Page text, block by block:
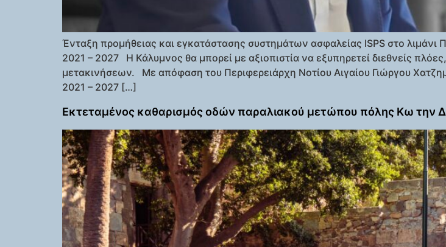
Ένταξη προμήθειας και εγκατάστασης συστημάτων ασφαλείας ISPS στο λιμάνι
2021 – 2027 Η Κάλυμνος θα μπορεί με αξιοπιστία να εξυπηρετεί διεθνείς
μετακινήσεων. Με απόφαση του Περιφερειάρχη Νοτίου Αιγαίου Γιώργου
2021 – 2027 […]
Εκτεταμένος καθαρισμός οδών παραλιακού μετώπου πόλης Κω την